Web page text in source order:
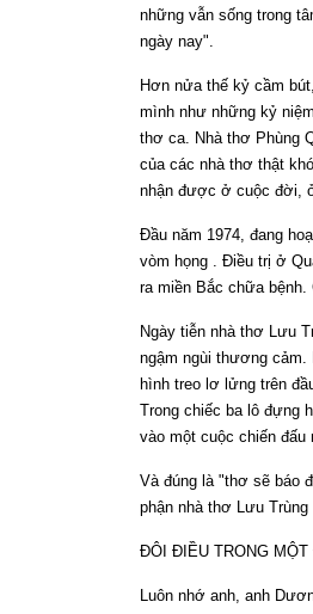
những vẫn sống trong
ngày nay".
Hơn nửa thế kỷ cầm
mình như những kỷ
thơ ca. Nhà thơ Phùng
của các nhà thơ thật
nhận được ở cuộc đời,
Đầu năm 1974, đang
vòm họng . Điều trị ở
ra miền Bắc chữa bệnh.
Ngày tiễn nhà thơ Lưu
ngậm ngùi thương cảm.
hình treo lơ lửng trên
Trong chiếc ba lô đựng
vào một cuộc chiến
Và đúng là "thơ sẽ báo
phận nhà thơ Lưu
ĐÔI ĐIỀU TRONG MỘT
Luôn nhớ anh, anh